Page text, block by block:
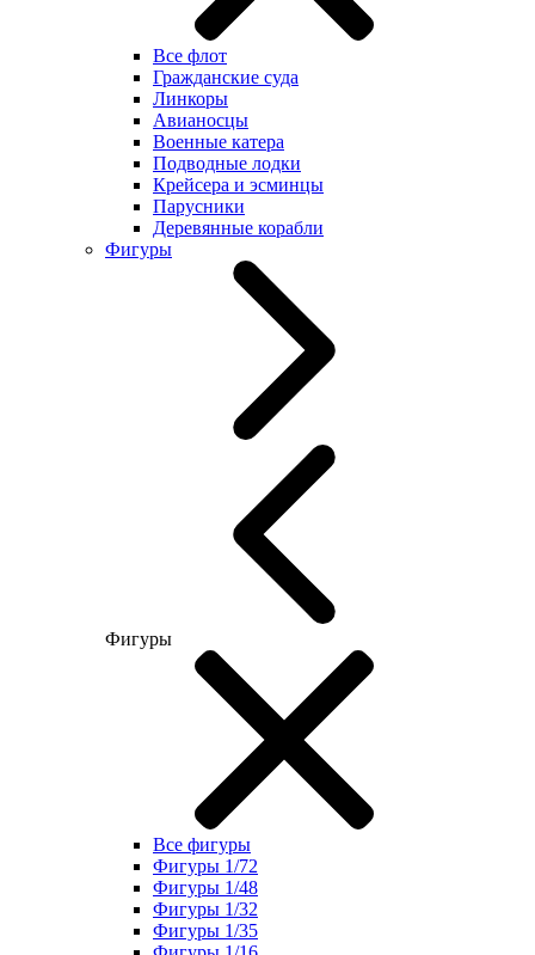
Все флот
Гражданские суда
Линкоры
Авианосцы
Военные катера
Подводные лодки
Крейсера и эсминцы
Парусники
Деревянные корабли
Фигуры
Фигуры
Все фигуры
Фигуры 1/72
Фигуры 1/48
Фигуры 1/32
Фигуры 1/35